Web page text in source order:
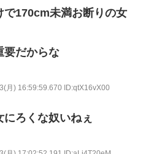
で170cm未満お断りの女
要だからな
月) 16:59:59.670 ID:qtX16vX00
ろくな奴いねぇ